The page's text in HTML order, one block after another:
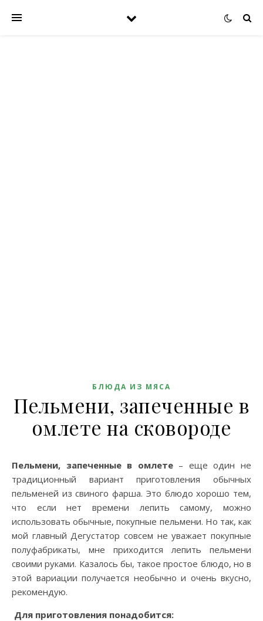
БЛЮДА ИЗ МЯСА
Пельмени, запеченные в
омлете на сковороде
Пельмени, запеченные в омлете– еще один не
традиционный вариант приготовления обычных
пельменей из свиного фарша. Это блюдо хорошо тем,
что если нет времени лепить самому, можно
использовать обычные, покупные пельмени. Но так, как
мой главный Дегустатор совсем не уважает покупные
полуфабрикаты, мне приходится лепить пельмени
своими руками. Казалось бы, такое простое блюдо, но в
этой вариации получается необычно и очень вкусно,
рекомендую.
Для приготовления понадобится: